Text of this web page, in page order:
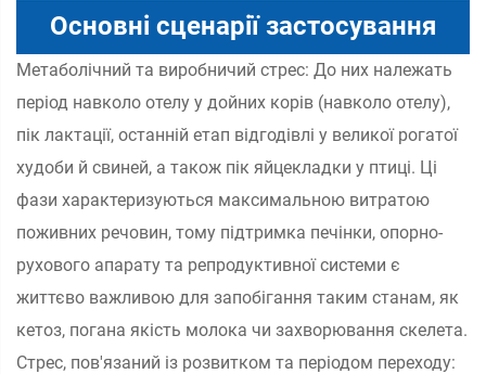
Основні сценарії застосування
Метаболічний та виробничий стрес: До них належать
період навколо отелу у дойних корів (навколо отелу),
пік лактації, останній етап відгодівлі у великої рогатої
худоби й свиней, а також пік яйцекладки у птиці. Ці
фази характеризуються максимальною витратою
поживних речовин, тому підтримка печінки, опорно-
рухового апарату та репродуктивної системи є
життєво важливою для запобігання таким станам, як
кетоз, погана якість молока чи захворювання скелета.
Стрес, пов'язаний із розвитком та періодом переходу: